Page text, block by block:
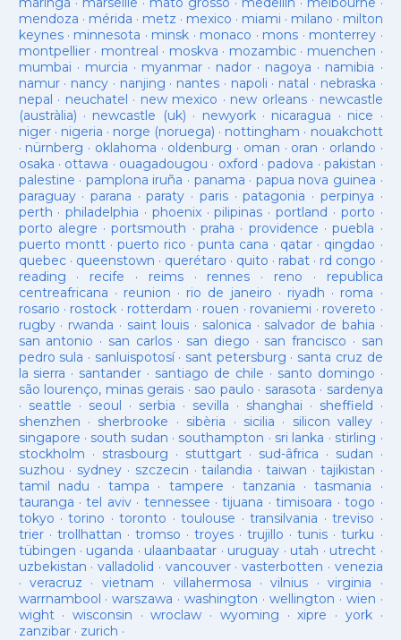
mendoza · mérida · metz · mexico · miami · milano · milton
keynes· minnesota · minsk · monaco · mons · monterrey ·
montpellier· montreal · moskva · mozambic· muenchen ·
mumbai · murcia · myanmar· nador · nagoya · namibia ·
namur· nancy · nanjing · nantes · napoli · natal · nebraska ·
nepal · neuchatel · new mexico · new orleans· newcastle
(austràlia) · newcastle (uk) · newyork· nicaragua · nice ·
niger· nigeria · norge (noruega) · nottingham · nouakchott
· nürnberg · oklahoma · oldenburg · oman · oran · orlando ·
osaka · ottawa · ouagadougou · oxford ·padova ·pakistan ·
palestine · pamplona iruña · panama · papua nova guinea ·
paraguay· parana ·paraty · paris·patagonia · perpinya ·
perth ·philadelphia · phoenix·pilipinas ·portland · porto ·
porto alegre ·portsmouth ·praha · providence ·puebla ·
puerto montt· puerto rico ·punta cana · qatar · qingdao ·
quebec· queenstown · querétaro · quito · rabat · rd congo ·
reading · recife · reims· rennes · reno · republica
centreafricana · reunion · rio de janeiro · riyadh · roma ·
rosario · rostock · rotterdam · rouen · rovaniemi · rovereto ·
rugby· rwanda · saint louis · salonica · salvador de bahia ·
san antonio · san carlos· san diego · san francisco · san
pedro sula · sanluispotosí· sant petersburg · santa cruz de
la sierra · santander · santiago de chile · santo domingo ·
são lourenço, minas gerais · sao paulo · sarasota · sardenya
· seattle · seoul · serbia · sevilla · shanghai · sheffield ·
shenzhen · sherbrooke · sibèria · sicilia · silicon valley ·
singapore · south sudan · southampton · sri lanka · stirling ·
stockholm · strasbourg · stuttgart· sud-âfrica · sudan ·
suzhou · sydney · szczecin ·tailandia ·taiwan · tajikistan ·
tamil nadu ·tampa · tampere · tanzania ·tasmania ·
tauranga ·tel aviv· tennessee ·tijuana ·timisoara ·togo ·
tokyo ·torino ·toronto ·toulouse ·transilvania ·treviso ·
trier· trollhattan · tromso · troyes·trujillo ·tunis ·turku ·
tübingen · uganda · ulaanbaatar · uruguay · utah · utrecht ·
uzbekistan · valladolid · vancouver· vasterbotten · venezia
· veracruz · vietnam · villahermosa ·vilnius ·virginia ·
warrnambool ·warszawa ·washington · wellington · wien ·
wight· wisconsin ·wroclaw · wyoming ·xipre · york·
zanzibar· zurich ·